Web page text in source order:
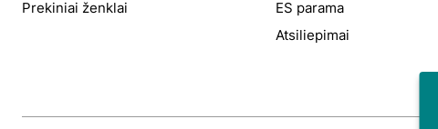
Prekiniai ženklai
ES parama
Atsiliepimai